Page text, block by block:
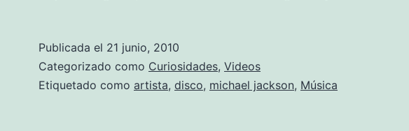
Publicada el 21 junio, 2010
Categorizado como Curiosidades, Videos
Etiquetado como artista, disco, michael jackson, Música